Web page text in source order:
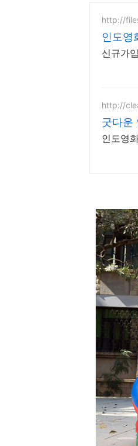
http://
인도영
신규가
http://
굿다운
인도영